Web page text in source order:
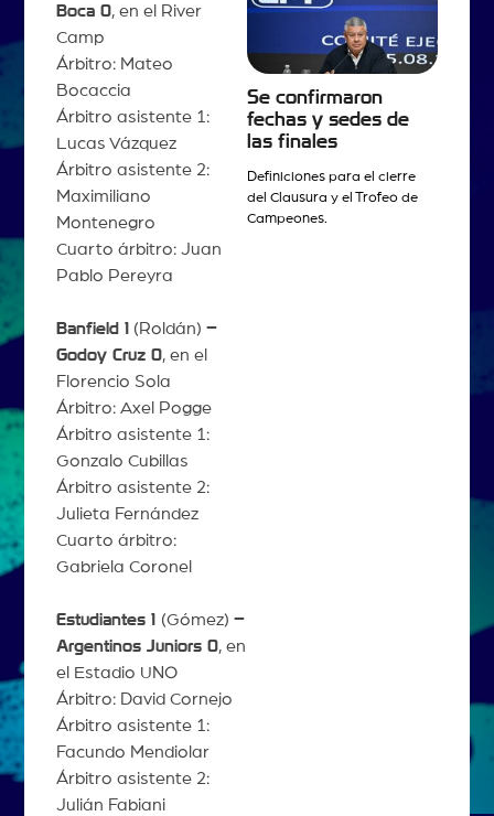
Boca 0, en el River
Camp
Árbitro: Mateo
Bocaccia
Árbitro asistente 1:
Lucas Vázquez
Árbitro asistente 2:
Maximiliano
Montenegro
Cuarto árbitro: Juan
Pablo Pereyra
Banfield 1 (Roldán) –
Godoy Cruz 0, en el
Florencio Sola
Árbitro: Axel Pogge
Árbitro asistente 1:
Gonzalo Cubillas
Árbitro asistente 2:
Julieta Fernández
Cuarto árbitro:
Gabriela Coronel
Estudiantes 1 (Gómez) –
Argentinos Juniors 0, en
el Estadio UNO
Árbitro: David Cornejo
Árbitro asistente 1:
Facundo Mendiolar
Árbitro asistente 2:
Julián Fabiani
Se confirmaron
fechas y sedes de
las finales
Definiciones para el cierre
del Clausura y el Trofeo de
Campeones.